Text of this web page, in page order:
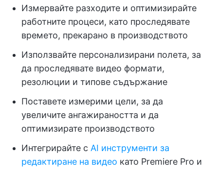
Измервайте разходите и оптимизирайте
работните процеси, като проследявате
времето, прекарано в производството
Използвайте персонализирани полета, за
да проследявате видео формати,
резолюции и типове съдържание
Поставете измерими цели, за да
увеличите ангажираността и да
оптимизирате производството
Интегрирайте с AI инструменти за
редактиране на видео като Premiere Pro и